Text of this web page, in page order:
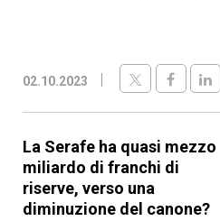
02.10.2023
La Serafe ha quasi mezzo
miliardo di franchi di
riserve, verso una
diminuzione del canone?